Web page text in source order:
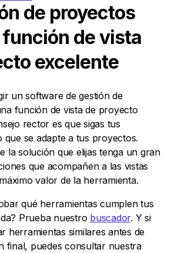
de proyectos
de vista
excelente
un software de gestión de
función de vista de proyecto
rector es que sigas tus
que se adapte a tus proyectos.
la solución que elijas tenga un gran
que acompañen a las vistas
valor de la herramienta.
qué herramientas cumplen tus
Prueba nuestro buscador. Y si
herramientas similares antes de
final, puedes consultar nuestra